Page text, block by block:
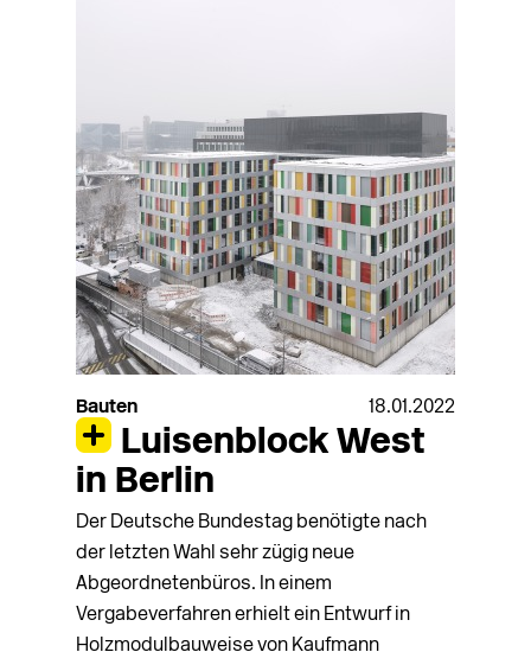
Bauten 18.01.2022
Luisenblock West
in Berlin
Der Deutsche Bundestag benötigte nach
der letzten Wahl sehr zügig neue
Abgeordnetenbüros. In einem
Vergabeverfahren erhielt ein Entwurf in
Holzmodulbauweise von Kaufmann